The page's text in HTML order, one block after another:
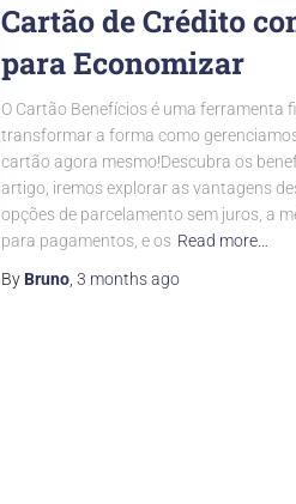
Cartão de Crédito
para Economizar
O Cartão Benefícios é uma ferramenta
transformar a forma como
cartão agora mesmo!Descubra os
artigo, iremos explorar as vantagens
opções de parcelamento sem juros, a
para pagamentos, e os Read more…
By Bruno 3 monthsago